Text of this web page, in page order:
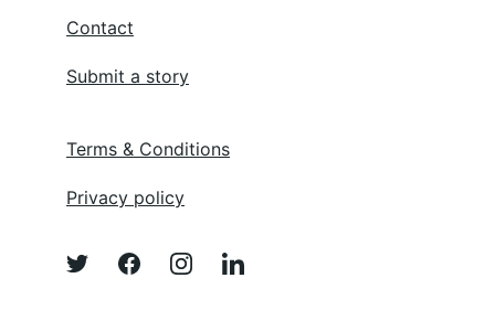
Contact
Submit a story
Terms & Conditions
Privacy policy